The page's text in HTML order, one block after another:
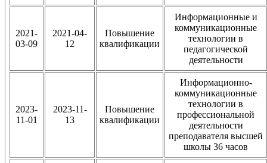
2021-
03-09
2021-04-
12
Повышение
квалификации
Информационные и
коммуникационные
технологии в
педагогической
деятельности
2023-
11-01
2023-11-
13
Повышение
квалификации
Информационно-
коммуникационные
технологии в
профессиональной
деятельности
преподавателя высшей
школы 36 часов